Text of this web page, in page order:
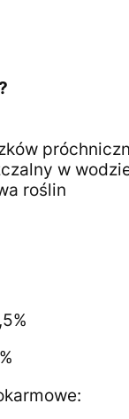
w
roślin